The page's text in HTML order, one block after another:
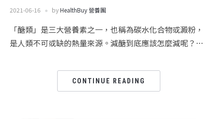
2021-06-16 byHealthBuy 營養團
「醣類」是三大營養素之一，也稱為碳水化合物或澱粉，
是人類不可或缺的熱量來源。減醣到底應該怎麼減呢？…
CONTINUE READING